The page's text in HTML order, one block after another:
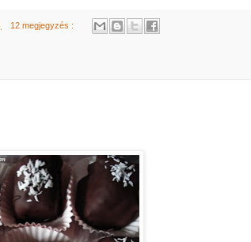
12 megjegyzés :